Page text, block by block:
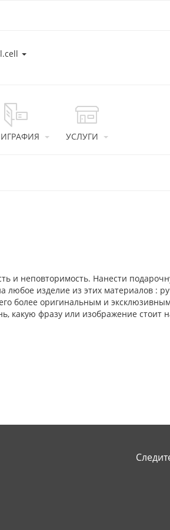
УСЛУГИ
и неповторимость. Нанести
любое изделие из этих материалов :
более оригинальным и
какую фразу или изображение стоит